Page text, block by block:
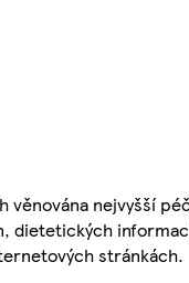
nejvyšší
dietetických
stránkách.